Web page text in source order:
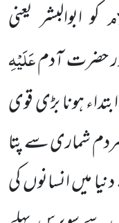
کو ابوالبشر یعنی
حضرت آدمعَلَیْہِ
ہونا بڑی قوی
شماری سے پتا
میں انسانوں کی